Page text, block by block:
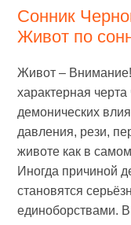
Сонник
Живот по
Живот –
характерная
демонических
давления, рези,
животе как в
Иногда причиной
становятся
единоборствами.